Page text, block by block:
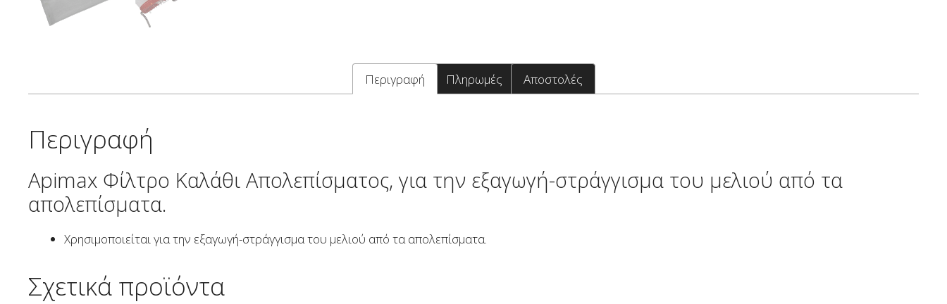
Περιγραφή Πληρωμές Αποστολές
Περιγραφή
Apimax Φίλτρο Καλάθι Απολεπίσματος, για την εξαγωγή-στράγγισμα του μελιού από τα
απολεπίσματα.
Χρησιμοποιείται για την εξαγωγή-στράγγισμα του μελιού από τα απολεπίσματα.
Σχετικά προϊόντα